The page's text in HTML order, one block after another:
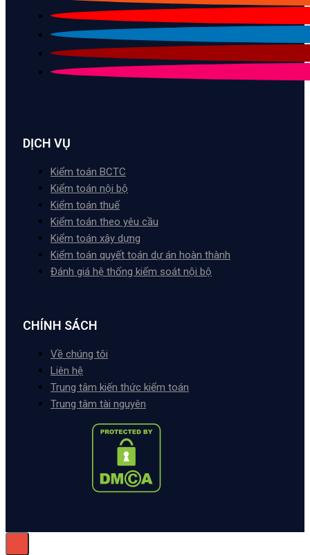
DỊCH VỤ
Kiểm toán BCTC
Kiểm toán nội bộ
Kiểm toán thuế
Kiểm toán theo yêu cầu
Kiểm toán xây dựng
Kiểm toán quyết toán dự án hoàn thành
Đánh giá hệ thống kiểm soát nội bộ
CHÍNH SÁCH
Về chúng tôi
Liên hệ
Trung tâm kiến thức kiểm toán
Trung tâm tài nguyên